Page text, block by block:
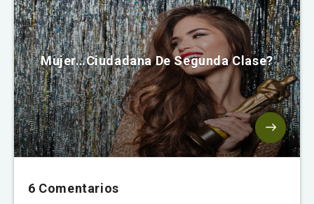
Mujer…Ciudadana De Segunda Clase?
6 Comentarios